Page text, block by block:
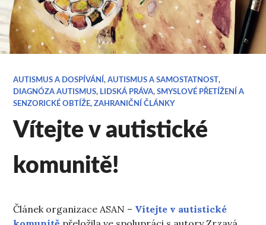
AUTISMUS A DOSPÍVÁNÍ,AUTISMUS A SAMOSTATNOST,
DIAGNÓZA AUTISMUS, LIDSKÁ PRÁVA,SMYSLOVÉ PŘETÍŽENÍ A
SENZORICKÉ OBTÍŽE,ZAHRANIČNÍ ČLÁNKY
Vítejte v autistické
komunitě!
Článek organizace ASAN – Vítejte v autistické